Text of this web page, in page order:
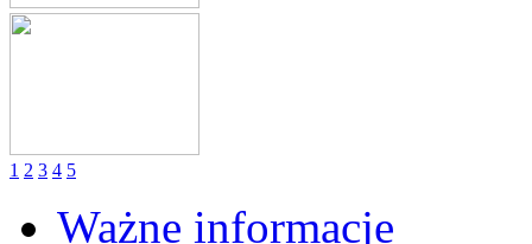
1 2 3 4 5
Ważne informacje